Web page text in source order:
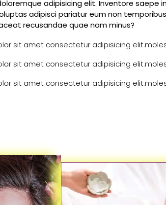
adipisicing elit. Inventore saepe
adipisci pariatur eum non
recusandae quae nam minus?
sit amet consectetur adipisicing
sit amet consectetur adipisicing
sit amet consectetur adipisicing